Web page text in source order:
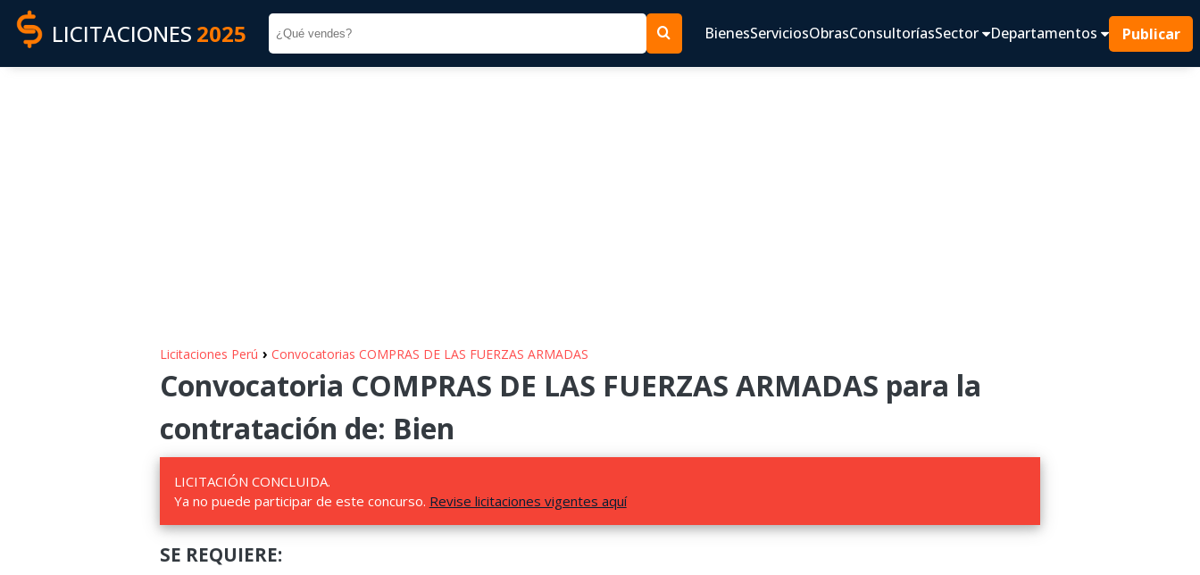
LICITACIONES 2025 BienesServiciosObrasConsultoríasSector Departamentos Publicar
Licitaciones Perú › Convocatorias COMPRAS DE LAS FUERZAS ARMADAS
Convocatoria COMPRAS DE LAS FUERZAS ARMADAS para la
contratación de: Bien
LICITACIÓN CONCLUIDA.
Ya no puede participar de este concurso. Revise licitaciones vigentes aquí
SE REQUIERE: